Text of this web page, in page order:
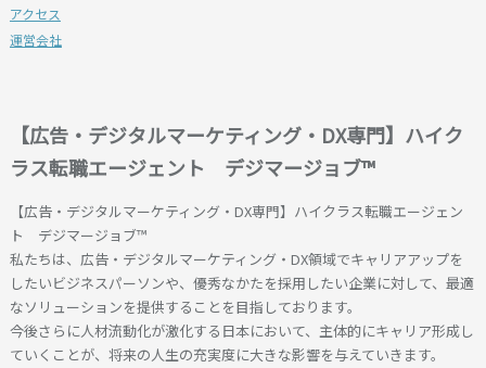
アクセス
運営会社
【広告・デジタルマーケティング・DX専門】ハイク
ラス転職エージェント デジマージョブ™
【広告・デジタルマーケティング・DX専門】ハイクラス転職エージェン
ト デジマージョブ™
私たちは、広告・デジタルマーケティング・DX領域でキャリアアップを
したいビジネスパーソンや、優秀なかたを採用したい企業に対して、最適
なソリューションを提供することを目指しております。
今後さらに人材流動化が激化する日本において、主体的にキャリア形成し
ていくことが、将来の人生の充実度に大きな影響を与えていきます。